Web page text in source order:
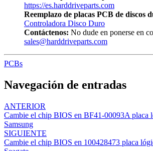
https://es.harddriveparts.com
Reemplazo de placas PCB de discos
Controladora Disco Duro
Contáctenos: No dude en ponerse en
sales@harddriveparts.com
PCBs
Navegación de entradas
ANTERIOR
Cambie el chip BIOS en BF41-00093A placa
Samsung
SIGUIENTE
Cambie el chip BIOS en 100428473 placa